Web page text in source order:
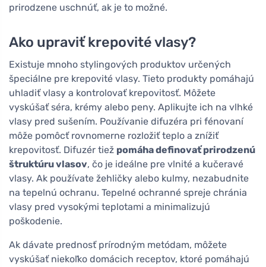
prirodzene uschnúť, ak je to možné.
Ako upraviť krepovité vlasy?
Existuje mnoho stylingových produktov určených
špeciálne pre krepovité vlasy. Tieto produkty pomáhajú
uhladiť vlasy a kontrolovať krepovitosť. Môžete
vyskúšať séra, krémy alebo peny. Aplikujte ich na vlhké
vlasy pred sušením. Používanie difuzéra pri fénovaní
môže pomôcť rovnomerne rozložiť teplo a znížiť
krepovitosť. Difuzér tiež pomáha definovať prirodzenú
štruktúru vlasov, čo je ideálne pre vlnité a kučeravé
vlasy. Ak používate žehličky alebo kulmy, nezabudnite
na tepelnú ochranu. Tepelné ochranné spreje chránia
vlasy pred vysokými teplotami a minimalizujú
poškodenie.
Ak dávate prednosť prírodným metódam, môžete
vyskúšať niekoľko domácich receptov, ktoré pomáhajú